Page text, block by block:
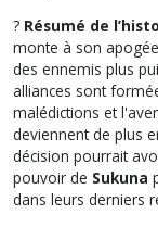
? Résumé de
monte à son
des ennemis plus
alliances sont
malédictions et
deviennent de plus
décision pourrait
pouvoir de Sukuna
dans leurs derniers